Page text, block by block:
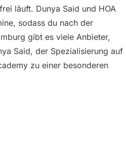
läuft. Dunya Said und HOA
sodass du nach der
gibt es viele Anbieter,
Said, der Spezialisierung auf
zu einer besonderen